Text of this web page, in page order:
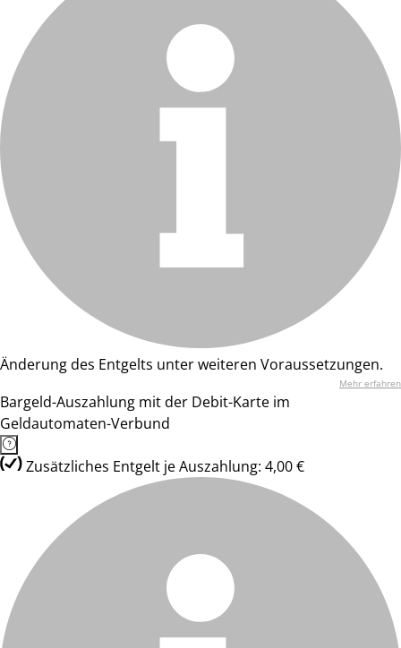
Änderung des Entgelts unter weiteren Voraussetzungen.
Mehr erfahren
Bargeld-Auszahlung mit der Debit-Karte im
Geldautomaten-Verbund
Zusätzliches Entgelt je Auszahlung: 4,00 €